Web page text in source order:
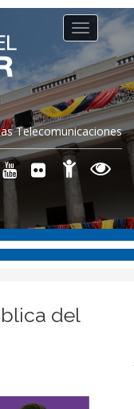
Telecomunicaciones
Toggle
navigation
del